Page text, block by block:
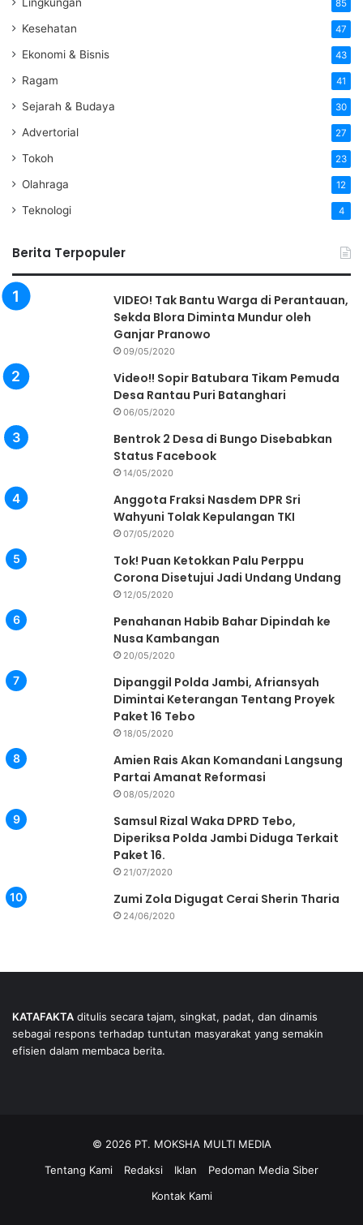
Lingkungan 85
Kesehatan 47
Ekonomi & Bisnis 43
Ragam 41
Sejarah & Budaya 30
Advertorial 27
Tokoh 23
Olahraga 12
Teknologi 4
Berita Terpopuler
VIDEO! Tak Bantu Warga di Perantauan,
Sekda Blora Diminta Mundur oleh
Ganjar Pranowo
09/05/2020
Video!! Sopir Batubara Tikam Pemuda
Desa Rantau Puri Batanghari
06/05/2020
Bentrok 2 Desa di Bungo Disebabkan
Status Facebook
14/05/2020
Anggota Fraksi Nasdem DPR Sri
Wahyuni Tolak Kepulangan TKI
07/05/2020
Tok! Puan Ketokkan Palu Perppu
Corona Disetujui Jadi Undang Undang
12/05/2020
Penahanan Habib Bahar Dipindah ke
Nusa Kambangan
20/05/2020
Dipanggil Polda Jambi, Afriansyah
Dimintai Keterangan Tentang Proyek
Paket 16 Tebo
18/05/2020
Amien Rais Akan Komandani Langsung
Partai Amanat Reformasi
08/05/2020
Samsul Rizal Waka DPRD Tebo,
Diperiksa Polda Jambi Diduga Terkait
Paket 16.
21/07/2020
Zumi Zola Digugat Cerai Sherin Tharia
24/06/2020
KATAFAKTA ditulis secara tajam, singkat, padat, dan dinamis
sebagai respons terhadap tuntutan masyarakat yang semakin
efisien dalam membaca berita.
© 2026 PT. MOKSHA MULTI MEDIA
Tentang Kami
Redaksi Iklan
Pedoman Media Siber
Kontak Kami